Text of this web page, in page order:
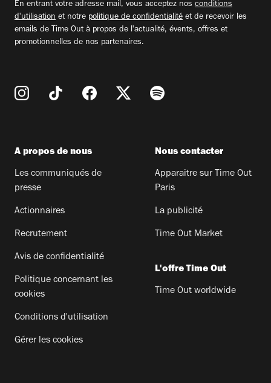
En entrant votre adresse mail, vous acceptez nos conditions
d'utilisation et notre politique de confidentialité et de recevoir les
emails de Time Out à propos de l'actualité, évents, offres et
promotionnelles de nos partenaires.
A propos de nous
Les communiqués de
presse
Actionnaires
Recrutement
Avis de confidentialité
Politique concernant les
cookies
Conditions d'utilisation
Gérer les cookies
Nous contacter
Apparaitre sur Time Out
Paris
La publicité
Time Out Market
L'offre Time Out
Time Out worldwide